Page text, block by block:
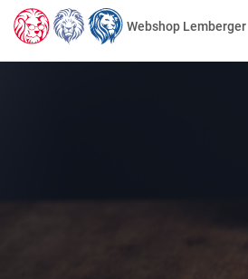
Webshop Lemberger